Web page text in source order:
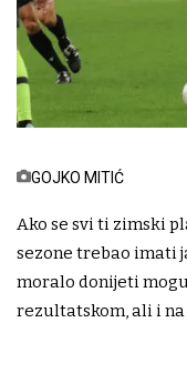
GOJKO MITIĆ
Ako se svi ti zimski
sezone trebao imati
moralo donijeti
rezultatskom, ali i